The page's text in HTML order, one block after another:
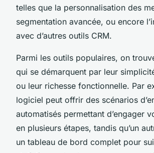
telles que la personnalisation des
segmentation avancée, ou encore
avec d’autres outils CRM.
Parmi les outils populaires, on
qui se démarquent par leur
ou leur richesse fonctionnelle. Par
logiciel peut offrir des scénarios
automatisés permettant d’engager
en plusieurs étapes, tandis qu’un
un tableau de bord complet pour